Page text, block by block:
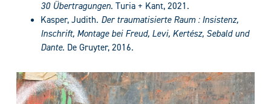
30 Übertragungen. Turia + Kant, 2021.
Kasper, Judith. Der traumatisierte Raum : Insistenz,
Inschrift, Montage bei Freud, Levi, Kertész, Sebald und
Dante. De Gruyter, 2016.